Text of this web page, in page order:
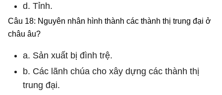
d. Tỉnh.
Câu 18: Nguyên nhân hình thành các thành thị trung đại ở
châu âu?
a. Sản xuất bị đình trệ.
b. Các lãnh chúa cho xây dựng các thành thị
trung đại.